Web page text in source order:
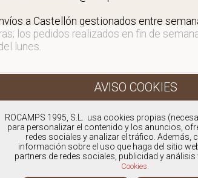
a Castellón gestionados entre
los pedidos realizados en fin de
lunes.
especialistas en Outlet de zapatos de
outlet de zapatos de fiesta
ROCAMPS 1995, S.L. usa cookies propias
para personalizar el contenido y los anuncios,
redes sociales y analizar el tráfico. Además,
información sobre el uso que haga del sitio
partners de redes sociales, publicidad y análisis
Cookies.